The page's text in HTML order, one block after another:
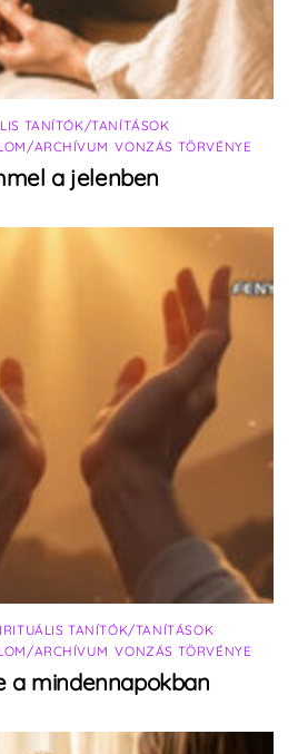
TANÍTÓK/TANÍTÁSOK
ARCHÍVUM ,VONZÁS TÖRVÉNYE
a jelenben
TANÍTÓK/TANÍTÁSOK
ARCHÍVUM ,VONZÁS TÖRVÉNYE
a mindennapokban